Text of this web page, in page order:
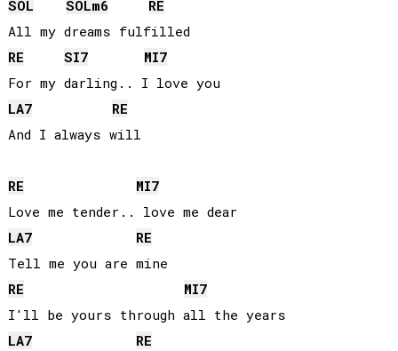
SOL SOLm6
RE
RE
SI7 MI7
LA7
RE
And I always will
RE MI7
Love me tender.. love me dear
LA7
RE
RE
MI7
LA7
RE